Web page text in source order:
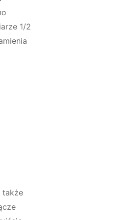
1/2
także